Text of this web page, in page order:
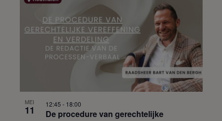
MEI
11
De procedure van gerechtelijke
12:45 - 18:00